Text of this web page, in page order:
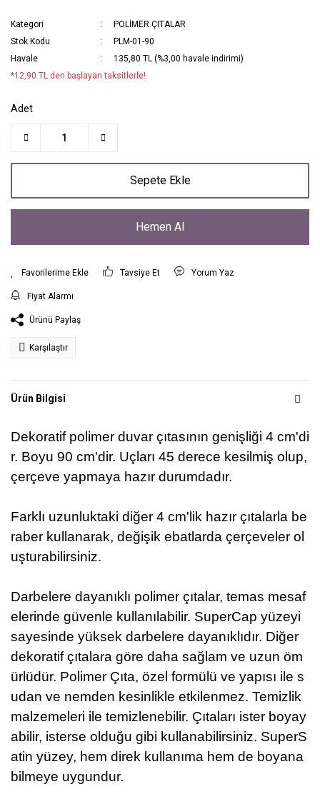
Kategori
POLİMER ÇITALAR
Stok Kodu
PLM-01-90
Havale
135,80 TL (%3,00 havale indirimi)
*12,90 TL den başlayan taksitlerle!
Adet
Sepete Ekle
Hemen Al
Tavsiye Et Yorum Yaz
Fiyat Alarmı
Ürünü Paylaş
Karşılaştır
Ürün Bilgisi
Dekoratif polimer duvar çıtasının genişliği 4 cm'di
r. Boyu 90 cm'dir. Uçları 45 derece kesilmiş olup,
çerçeve yapmaya hazır durumdadır.
Farklı uzunluktaki diğer 4 cm'lik hazır çıtalarla be
raber kullanarak, değişik ebatlarda çerçeveler ol
uşturabilirsiniz.
Darbelere dayanıklı polimer çıtalar, temas mesaf
elerinde güvenle kullanılabilir. SuperCap yüzeyi
sayesinde yüksek darbelere dayanıklıdır. Diğer
dekoratif çıtalara göre daha sağlam ve uzun öm
ürlüdür. Polimer Çıta, özel formülü ve yapısı ile s
udan ve nemden kesinlikle etkilenmez. Temizlik
malzemeleri ile temizlenebilir. Çıtaları ister boyay
abilir, isterse olduğu gibi kullanabilirsiniz. SuperS
atin yüzey, hem direk kullanıma hem de boyana
bilmeye uygundur.